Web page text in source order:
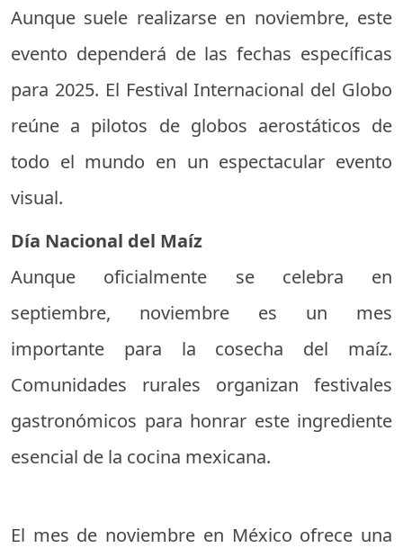
Aunque suele realizarse en noviembre, este
evento dependerá de las fechas específicas
para 2025. El Festival Internacional del Globo
reúne a pilotos de globos aerostáticos de
todo el mundo en un espectacular evento
visual.
Día Nacional del Maíz
Aunque oficialmente se celebra en
septiembre, noviembre es un mes
importante para la cosecha del maíz.
Comunidades rurales organizan festivales
gastronómicos para honrar este ingrediente
esencial de la cocina mexicana.
El mes de noviembre en México ofrece una